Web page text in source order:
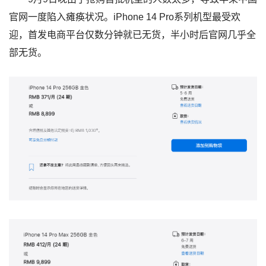
官网一度陷入瘫痪状况。iPhone 14 Pro系列机型最受欢
迎，首发电商平台仅数分钟就已无货，半小时后官网几乎全
部无货。